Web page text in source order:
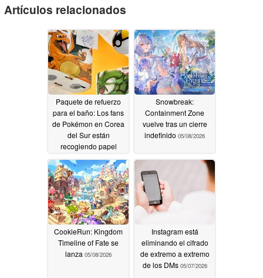
Artículos relacionados
Paquete de refuerzo
para el baño: Los fans
de Pokémon en Corea
del Sur están
recogiendo papel
05/08/2026
Snowbreak:
Containment Zone
vuelve tras un cierre
indefinido 05/08/2026
CookieRun: Kingdom
Timeline of Fate se
lanza 05/08/2026
Instagram está
eliminando el cifrado
de extremo a extremo
de los DMs 05/07/2026